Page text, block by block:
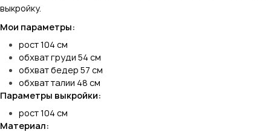
выкройку.
Мои параметры:
рост 104 см
обхват груди 54 см
обхват бедер 57 см
обхват талии 48 см
Параметры выкройки:
рост 104 см
Материал: